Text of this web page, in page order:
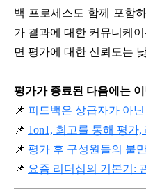
백 프로세스도 함께 포함
가 결과에 대한 커뮤니케
면 평가에 대한 신뢰도는
평가가 종료된 다음에는
📌 피드백은 상급자가 아
📌 1on1, 회고를 통해 평가
📌 평가 후 구성원들의 불
📌 요즘 리더십의 기본기: